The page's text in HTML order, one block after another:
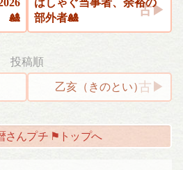
🎎
部外者🎎
投稿順
乙亥（きのとい）
さんプチ ⚑トップへ